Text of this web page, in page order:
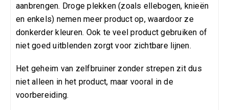
aanbrengen. Droge plekken (zoals ellebogen, knieën
en enkels) nemen meer product op, waardoor ze
donkerder kleuren. Ook te veel product gebruiken of
niet goed uitblenden zorgt voor zichtbare lijnen.
Het geheim van zelfbruiner zonder strepen zit dus
niet alleen in het product, maar vooral in de
voorbereiding.